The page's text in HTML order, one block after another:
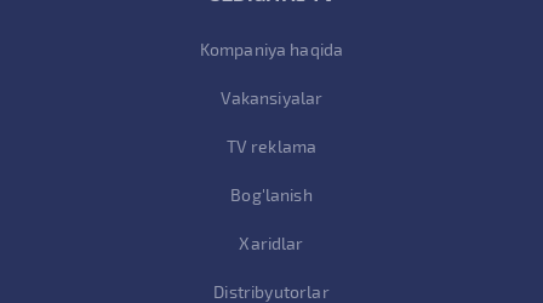
Kompaniya haqida
Vakansiyalar
TV reklama
Bog'lanish
Xaridlar
Distribyutorlar